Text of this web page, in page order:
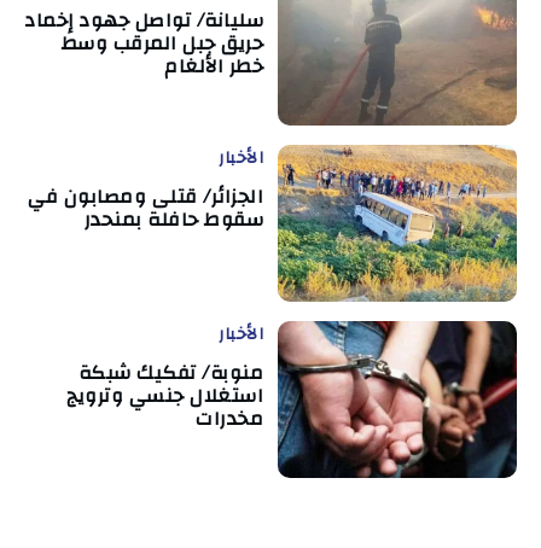
سليانة/ تواصل جهود إخماد
حريق جبل المرقب وسط
خطر الألغام
الأخبار
الجزائر/ قتلى ومصابون في
سقوط حافلة بمنحدر
الأخبار
منوبة/ تفكيك شبكة
استغلال جنسي وترويج
مخدرات